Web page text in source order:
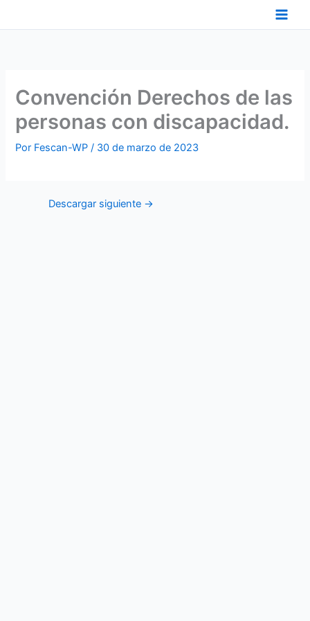
Convención Derechos de las
personas con discapacidad.
Por Fescan-WP/ 30 de marzo de 2023
Descargar siguiente →